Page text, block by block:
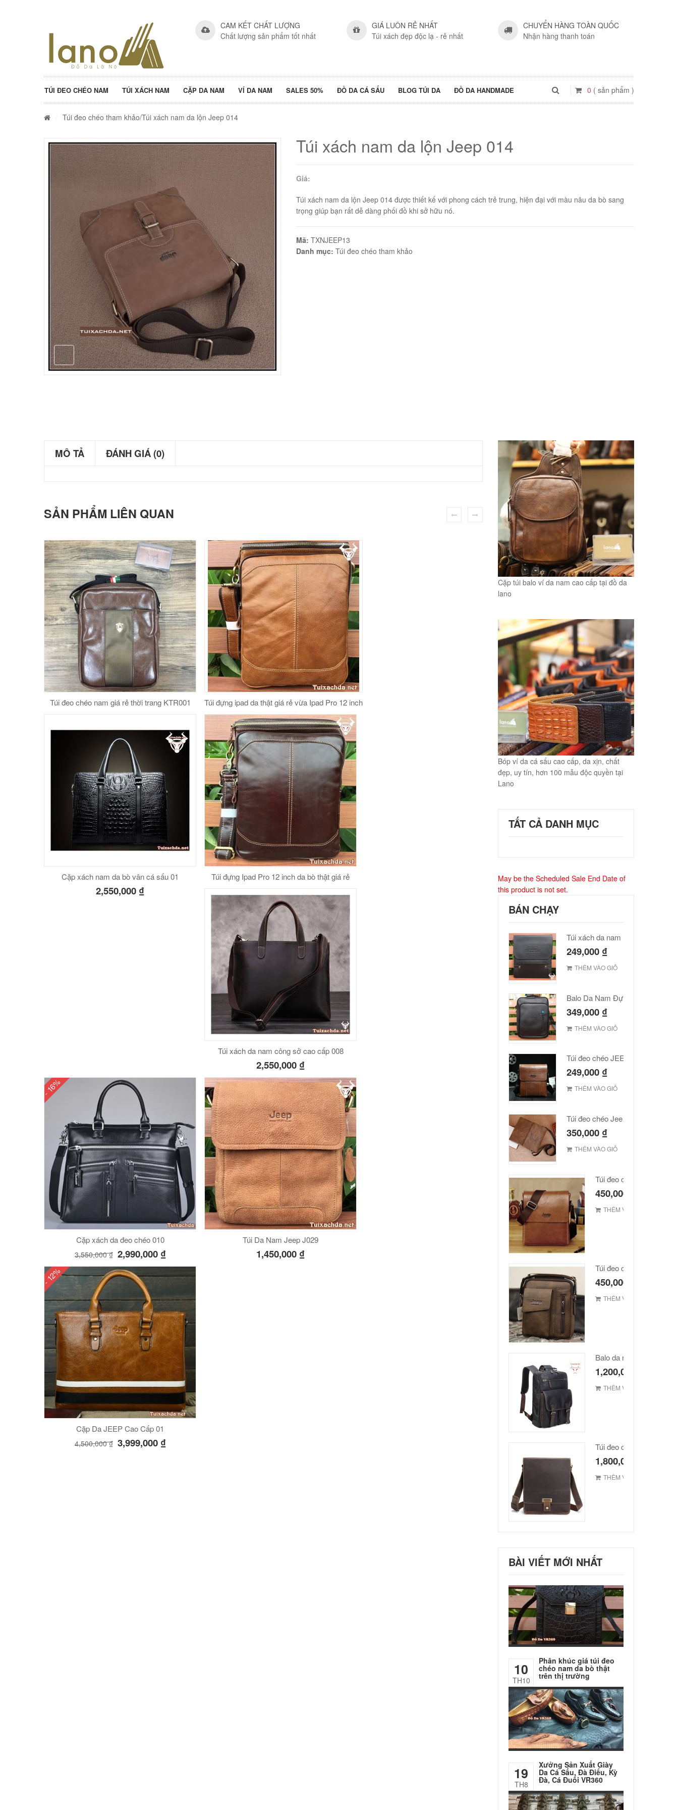
CAM KẾT CHẤT LƯỢNG
Chất lượng sản phẩm tốt nhất
GIÁ LUÔN RẺ NHẤT
Túi xách đẹp độc lạ - rẻ nhất
CHUYỂN HÀNG TOÀN QUỐC
Nhận hàng thanh toán
TÚI ĐEO CHÉO NAM TÚI XÁCH NAM CẶP DA NAM VÍ DA NAM SALES 50% ĐỒ DA CÁ SẤU BLOG TÚI DA ĐỒ DA HANDMADE 0 ( sản phẩm )
Túi đeo chéo tham khảo/Túi xách nam da lộn Jeep 014
Túi xách nam da lộn Jeep 014
Giá:
Túi xách nam da lộn Jeep 014 được thiết kế với phong cách trẻ trung, hiện đại với màu nâu da bò sang
trọng giúp bạn rất dễ dàng phối đồ khi sở hữu nó.
Mã: TXNJEEP13
Danh mục: Túi đeo chéo tham khảo
MÔ TẢ ĐÁNH GIÁ (0)
SẢN PHẨM LIÊN QUAN
Túi đeo chéo nam giá rẻ thời trang KTR001 Túi đựng ipad da thật giá rẻ vừa Ipad Pro 12 inch
Cặp xách nam da bò vân cá sấu 01
2,550,000 ₫
Túi đựng Ipad Pro 12 inch da bò thật giá rẻ
Túi xách da nam công sở cao cấp 008
2,550,000 ₫
- 16%
Cặp xách da đeo chéo 010
3,550,000₫ 2,990,000 ₫
Túi Da Nam Jeep J029
1,450,000 ₫
- 12%
Cặp Da JEEP Cao Cấp 01
4,500,000₫ 3,999,000 ₫
Cặp túi balo ví da nam cao cấp tại đồ da
lano
Bóp ví da cá sấu cao cấp, da xịn, chất
đẹp, uy tín, hơn 100 mẫu độc quyền tại
Lano
TẤT CẢ DANH MỤC
May be the Scheduled Sale End Date of
this product is not set.
BÁN CHẠY
249,000 ₫
THÊM VÀO GIỎ
Balo Da Nam Đựng Laptop Đẹp Giá Rẻ
349,000 ₫
THÊM VÀO GIỎ
249,000 ₫
THÊM VÀO GIỎ
Túi đeo chéo Jeep giá rẻ JR03
350,000 ₫
THÊM VÀO GIỎ
Túi đeo chéo JEEP giá
450,000
THÊM VÀO GIỎ
Túi đeo chéo Jeep giá rẻ
450,000
THÊM VÀO GIỎ
Balo da nam hàn quốc
1,200,000
THÊM VÀO GIỎ
1,800,000
THÊM VÀO GIỎ
BÀI VIẾT MỚI NHẤT
10
TH10
Phân khúc giá túi đeo
chéo nam da bò thật
trên thị trường
19
TH8
Xưởng Sản Xuất Giày
Da Cá Sấu, Đà Điểu, Kỳ
Đà, Cá Đuối VR360